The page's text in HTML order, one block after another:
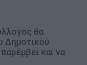
θα
Δημοτικού
και να